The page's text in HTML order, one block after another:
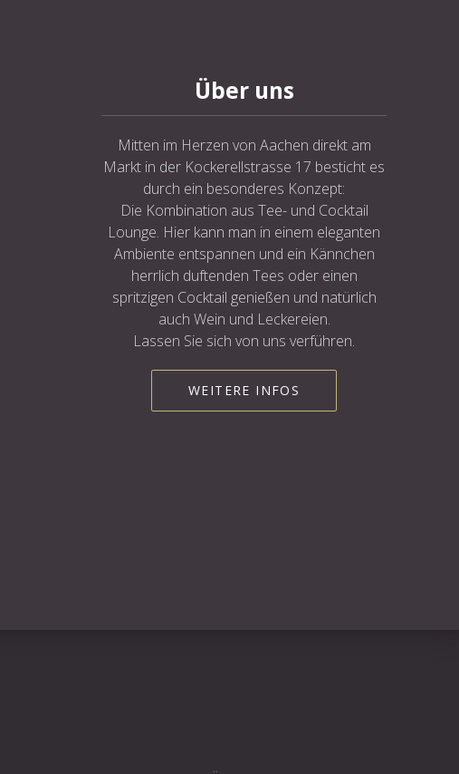
Über uns
Mitten im Herzen von Aachen direkt am
Markt in der Kockerellstrasse 17 besticht es
durch ein besonderes Konzept:
Die Kombination aus Tee- und Cocktail
Lounge. Hier kann man in einem eleganten
Ambiente entspannen und ein Kännchen
herrlich duftenden Tees oder einen
spritzigen Cocktail genießen und natürlich
auch Wein und Leckereien.
Lassen Sie sich von uns verführen.
WEITERE INFOS